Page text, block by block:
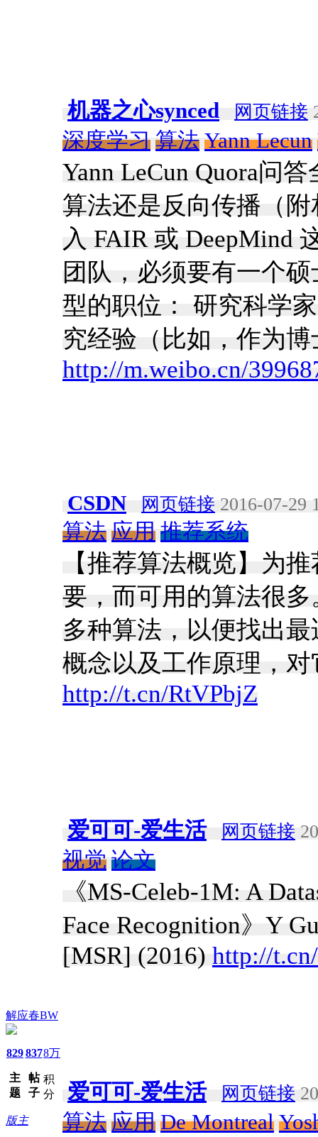
解应春BW
829
主
题
837
帖
子
8万
积
分
版主
机器之心synced 网页链接
深度学习 算法 Yann Lecun
Yann LeCun Quora问
算法还是反向传播（
入 FAIR 或 DeepMind
团队，必须要有一个
型的职位： 研究科学
究经验（比如，作为
http://m.weibo.cn/
CSDN 网页链接 2016-07-29
算法 应用 推荐系统
【推荐算法概览】为
要，而可用的算法很
多种算法，以便找出
概念以及工作原理，
http://t.cn/RtVPbjZ
爱可可-爱生活 网页链接
视觉 论文
《MS-Celeb-1M: A
Face Recognition》Y
[MSR] (2016) http://
爱可可-爱生活 网页链接
算法 应用 De Montreal